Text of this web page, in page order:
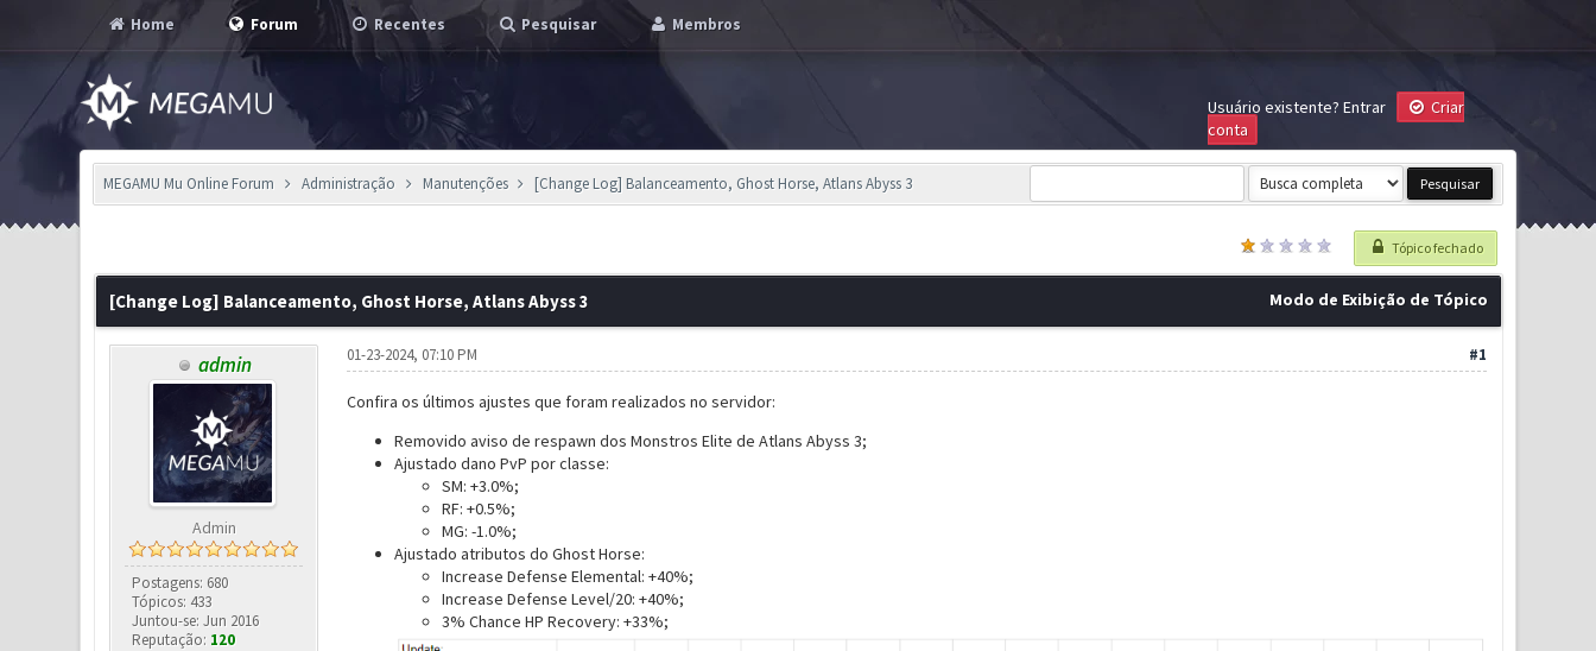
Home Forum Recentes Pesquisar Membros
Usuário existente? Entrar
Criar
conta
MEGAMU Mu Online Forum Administração Manutenções [Change Log] Balanceamento, Ghost Horse, Atlans Abyss 3
Tópico fechado
Modo de Exibição de Tópico
[Change Log] Balanceamento, Ghost Horse, Atlans Abyss 3
admin
Admin
Postagens: 680
Tópicos: 433
Juntou-se: Jun 2016
Reputação: 120
#1
01-23-2024, 07:10 PM
Confira os últimos ajustes que foram realizados no servidor:
Removido aviso de respawn dos Monstros Elite de Atlans Abyss 3;
Ajustado dano PvP por classe:
SM: +3.0%;
RF: +0.5%;
MG: -1.0%;
Ajustado atributos do Ghost Horse:
Increase Defense Elemental: +40%;
Increase Defense Level/20: +40%;
3% Chance HP Recovery: +33%;